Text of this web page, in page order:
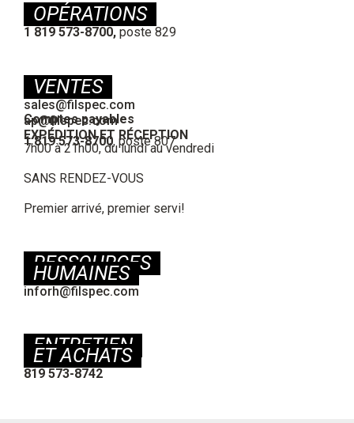
OPÉRATIONS
1 819 573-8700, poste 829
VENTES
sales@filspec.com
Comptes payables
ap@filspec.com
EXPÉDITION ET RÉCEPTION
1 819 573-8700, poste 807
7h00 à 21h00, du lundi au vendredi
SANS RENDEZ-VOUS
Premier arrivé, premier servi!
RESSOURCES
HUMAINES
inforh@filspec.com
ENTRETIEN
ET ACHATS
819 573-8742